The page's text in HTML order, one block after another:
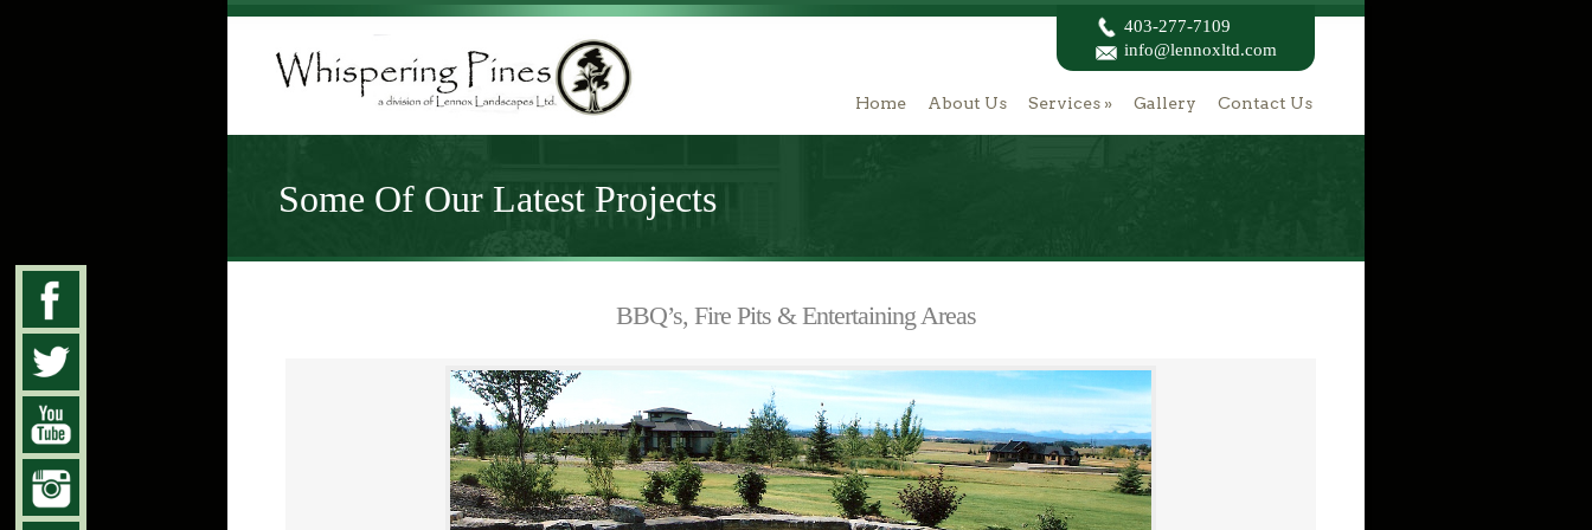
403-277-7109
info@lennoxltd.com
Home About Us Services » Gallery Contact Us
Some Of Our Latest Projects
BBQ’s, Fire Pits & Entertaining Areas